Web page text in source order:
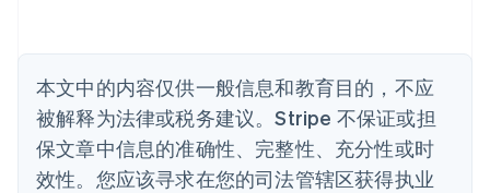
本文中的内容仅供一般信息和教育目的，不应
被解释为法律或税务建议。Stripe 不保证或担
保文章中信息的准确性、完整性、充分性或时
效性。您应该寻求在您的司法管辖区获得执业
English
比利时
NederlandsFrançaisDeutschEnglish
波兰
English
丹麦
English